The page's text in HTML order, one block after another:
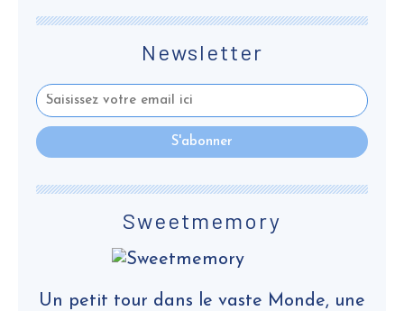
Newsletter
Sweetmemory
Un petit tour dans le vaste Monde, une